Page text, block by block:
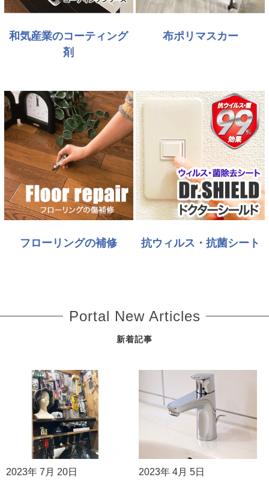
和気産業のコーティング
剤
布ポリマスカー
フローリングの補修 抗ウィルス・抗菌シート
Portal New Articles
新着記事
2023年 7月 20日
2023年 4月 5日